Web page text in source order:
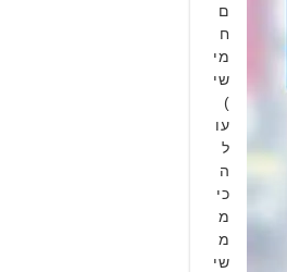
ם
ח
מי
שי
)
עו
ל
ה
כי
מ
מ
שי